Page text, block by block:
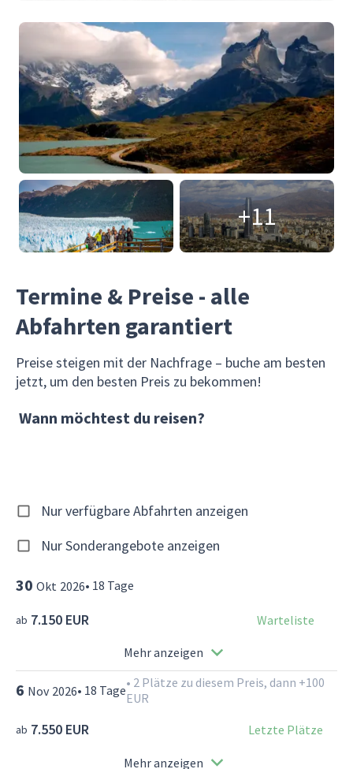
+11
Termine & Preise - alle
Abfahrten garantiert
Preise steigen mit der Nachfrage – buche am besten
jetzt, um den besten Preis zu bekommen!
Wann möchtest du reisen?
Nur verfügbare Abfahrten anzeigen
Nur Sonderangebote anzeigen
30 Okt 2026• 18 Tage
ab 7.150 EUR Warteliste
Mehr anzeigen
6 Nov 2026• 18 Tage• 2 Plätze zu diesem Preis, dann +100
EUR
ab 7.550 EUR Letzte Plätze
Mehr anzeigen